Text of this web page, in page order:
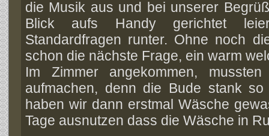
die Musik aus und bei unserer
Blick aufs Handy gerichtet
Standardfragen runter. Ohne noch
schon die nächste Frage, ein warm
Im Zimmer angekommen,
aufmachen, denn die Bude stank
haben wir dann erstmal Wäsche
Tage ausnutzen dass die Wäsche in